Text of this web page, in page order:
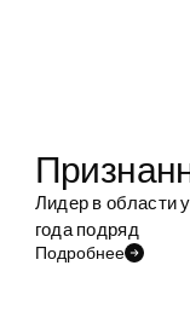
Лидер в области
года подряд
Подробнее